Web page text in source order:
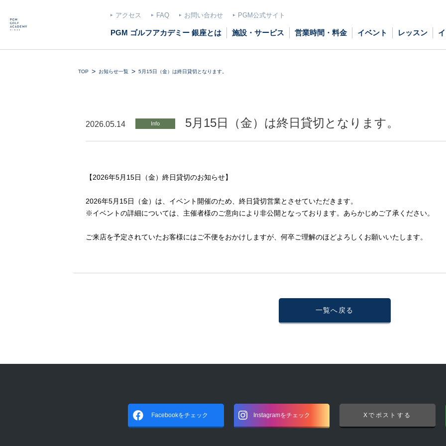
アクセス FAQ お問い合わせ PGM公式サイト
PGM ゴルフアカデミー 銀座とは 施設・サービス 営業時間・料金 イベント レッスン
TOP お知らせ一覧 5月15日（金）は終日貸切となります。
2026.05.14 Info 5月15日（金）は終日貸切となります。
【2026年5月15日（金）終日貸切のお知らせ】
2026年5月15日（金）は、イベント開催のため、終日貸切営業とさせていただきます。
※イベントの詳細については、主催者様のご意向により非公開となっております。あらかじめご了承ください。
ご来店を予定されていたお客様にはご不便をおかけしますが、何卒ご理解のほどよろしくお願いいたします。
一覧へ戻る
Facebookをチェック Instagramをチェック Xでポストする